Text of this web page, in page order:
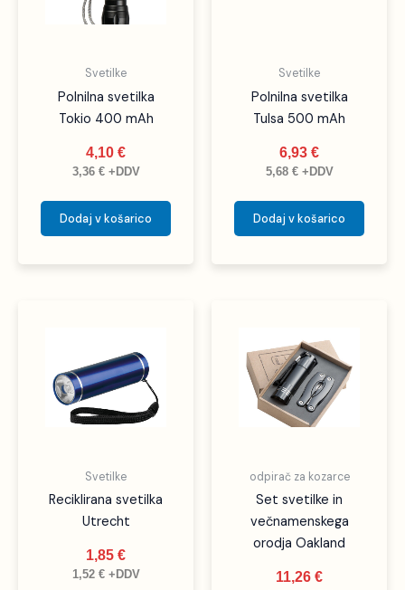
Svetilke
Polnilna svetilka
Tokio 400 mAh
4,10 €
3,36 €+DDV
Dodaj v košarico
Svetilke
Polnilna svetilka
Tulsa 500 mAh
6,93 €
5,68 €+DDV
Dodaj v košarico
Svetilke
Reciklirana svetilka
Utrecht
1,85 €
1,52 €+DDV
odpirač za kozarce
Set svetilke in
večnamenskega
orodja Oakland
11,26 €